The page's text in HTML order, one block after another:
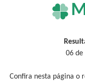
06 de
Confira nesta página o